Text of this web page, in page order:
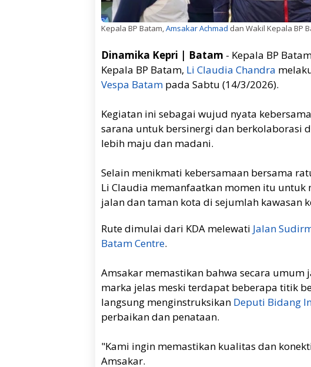
Kepala BP Batam,Amsakar Achmad dan Wakil Kepala BP
Dinamika Kepri | Batam - Kepala BP
Kepala BP Batam, Li Claudia Chandra
Vespa Batam pada Sabtu (14/3/2026).
Kegiatan ini sebagai wujud nyata
sarana untuk bersinergi dan berkolaborasi
lebih maju dan madani.
Selain menikmati kebersamaan bersama
Li Claudia memanfaatkan momen itu
jalan dan taman kota di sejumlah kawasan
Rute dimulai dari KDA melewati Jalan
Batam Centre.
Amsakar memastikan bahwa secara
marka jelas meski terdapat beberapa titik
langsung menginstruksikan Deputi Bidang
perbaikan dan penataan.
"Kami ingin memastikan kualitas dan
Amsakar.